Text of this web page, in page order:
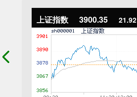
上证指数 3900.35 21.92